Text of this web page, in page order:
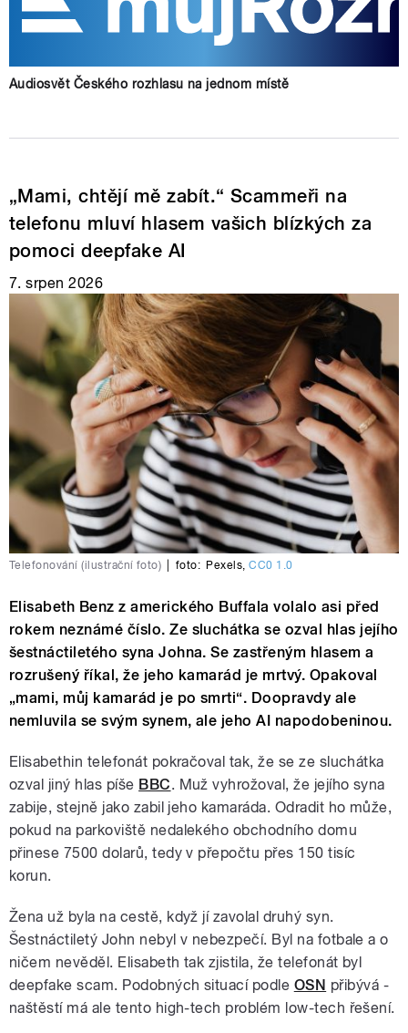
Audiosvět Českého rozhlasu na jednom místě
„Mami, chtějí mě zabít.“ Scammeři na
telefonu mluví hlasem vašich blízkých za
pomoci deepfake AI
7. srpen 2026
Telefonování (ilustrační foto) foto: Pexels,CC0 1.0
Elisabeth Benz z amerického Buffala volalo asi před
rokem neznámé číslo. Ze sluchátka se ozval hlas jejího
šestnáctiletého syna Johna. Se zastřeným hlasem a
rozrušený říkal, že jeho kamarád je mrtvý. Opakoval
„mami, můj kamarád je po smrti“. Doopravdy ale
nemluvila se svým synem, ale jeho AI napodobeninou.
Elisabethin telefonát pokračoval tak, že se ze sluchátka
ozval jiný hlas píše BBC. Muž vyhrožoval, že jejího syna
zabije, stejně jako zabil jeho kamaráda. Odradit ho může,
pokud na parkoviště nedalekého obchodního domu
přinese 7500 dolarů, tedy v přepočtu přes 150 tisíc
korun.
Žena už byla na cestě, když jí zavolal druhý syn.
Šestnáctiletý John nebyl v nebezpečí. Byl na fotbale a o
ničem nevěděl. Elisabeth tak zjistila, že telefonát byl
deepfake scam. Podobných situací podle OSN přibývá -
naštěstí má ale tento high-tech problém low-tech řešení.